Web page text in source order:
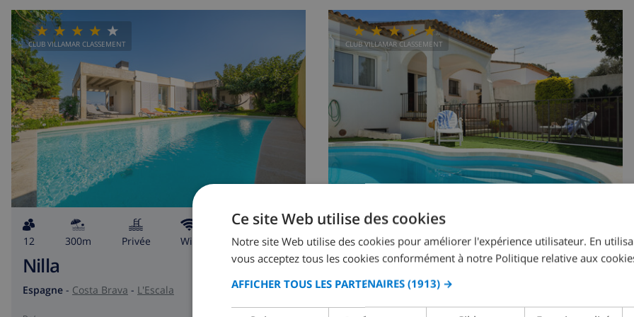
CLUB VILLAMAR CLASSEMENT
12 300m privée wifi 5 2
Nilla
Espagne - Costa Brava - L'Escala
CLUB VILLAMAR CLASSEMENT
6 privée Non 1 2
Montgría
Espagne - Costa Brava -
Ce site Web utilise des cookies
Notre site Web utilise des cookies pour améliorer l'expérience utilisateur. En
vous acceptez tous les cookies conformément à notre Politique relative aux
AFFICHER TOUS LES PARTENAIRES (1913) →